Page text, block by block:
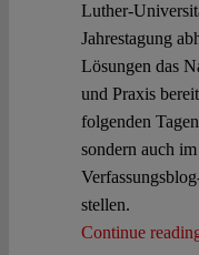
Luther-
Jahrestagung
Lösungen das
und Praxis
folgenden
sondern auch
stellen.
Continue